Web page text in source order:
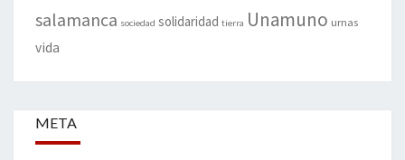
salamanca sociedad solidaridad tierra Unamuno urnas
vida
META